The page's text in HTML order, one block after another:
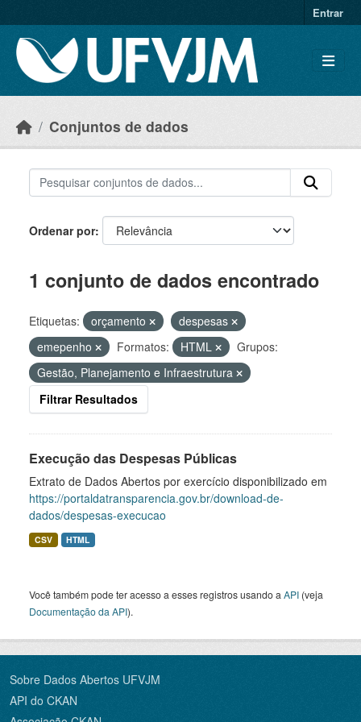
Entrar
Conjuntos de dados
Ordenar por
1 conjunto de dados encontrado
Etiquetas: orçamento
despesas
emepenho
Formatos: HTML
Grupos:
Gestão, Planejamento e Infraestrutura
Filtrar Resultados
Execução das Despesas Públicas
Extrato de Dados Abertos por exercício disponibilizado em
https://portaldatransparencia.gov.br/download-de-
dados/despesas-execucao
CSV HTML
Você também pode ter acesso a esses registros usando a API (veja
Documentação da API).
Sobre Dados Abertos UFVJM
API do CKAN